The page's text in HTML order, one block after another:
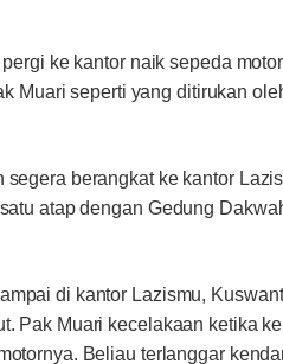
pergi ke kantor naik sepeda
Muari seperti yang ditirukan
segera berangkat ke kantor
atap dengan Gedung
di kantor Lazismu,
Pak Muari kecelakaan ketika
Beliau terlanggar